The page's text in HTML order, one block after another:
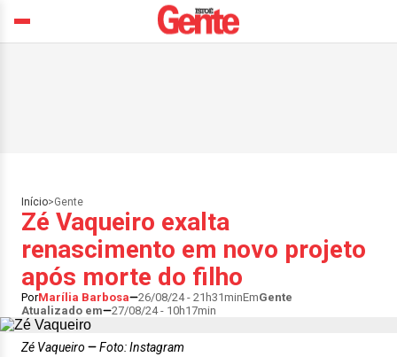
Início>Gente
Zé Vaqueiro exalta
renascimento em novo projeto
após morte do filho
PorMarília Barbosa 26/08/24 - 21h31minEmGente
Atualizado em
27/08/24 - 10h17min
Zé Vaqueiro Foto: Instagram